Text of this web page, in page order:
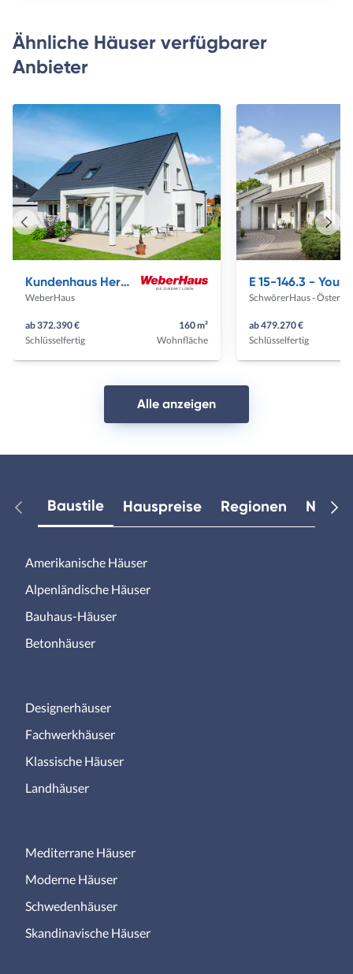
Ähnliche Häuser verfügbarer
Anbieter
Kundenhaus Herse Balance 300
WeberHaus
ab 372.390 €
Schlüsselfertig
160 m²
Wohnfläche
ab 479.270 €
Schlüsselfertig
Vorheriges
Haus
Haus
Alle anzeigen
Baustile Hauspreise Regionen
Amerikanische Häuser
Alpenländische Häuser
Bauhaus-Häuser
Betonhäuser
Designerhäuser
Fachwerkhäuser
Klassische Häuser
Landhäuser
Mediterrane Häuser
Moderne Häuser
Schwedenhäuser
Skandinavische Häuser